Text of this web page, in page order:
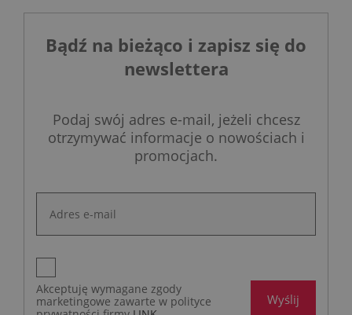
Bądź na bieżąco i zapisz się do
newslettera
Podaj swój adres e-mail, jeżeli chcesz
otrzymywać informacje o nowościach i
promocjach.
Akceptuję wymagane zgody
marketingowe zawarte w polityce
Wyślij